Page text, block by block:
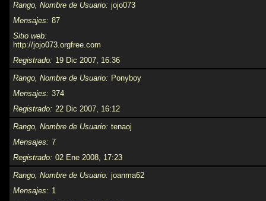
Rango, Nombre de Usuario jojo073
Mensajes
87
Sitio web
http://jojo073.orgfree.com
Registrado
19 Dic 2007, 16:36
Rango, Nombre de Usuario
Ponyboy
Mensajes
374
Registrado 22 Dic 2007, 16:12
Rango, Nombre de Usuario tenaoj
Mensajes
7
Registrado 02 Ene 2008, 17:23
Rango, Nombre de Usuario joanma62
Mensajes
1